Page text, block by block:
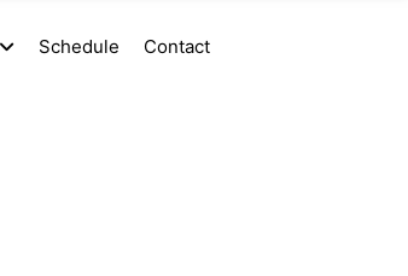
Schedule Contact